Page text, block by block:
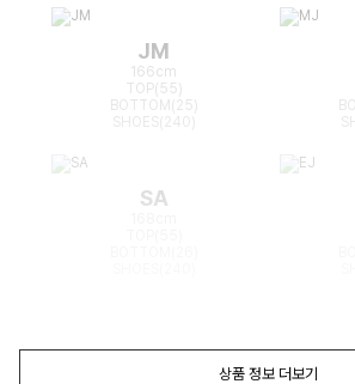
JM
166cm
TOP(55)
BOTTOM(25)
SA
상품 정보 더보기